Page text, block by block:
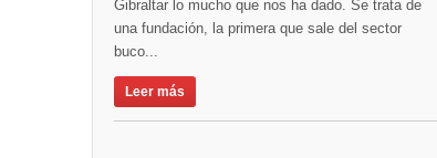
Gibraltar lo mucho que nos ha dado. Se trata de
una fundación, la primera que sale del sector
buco...
Leer más